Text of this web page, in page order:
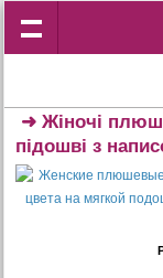
➜Жіночі
підошві з